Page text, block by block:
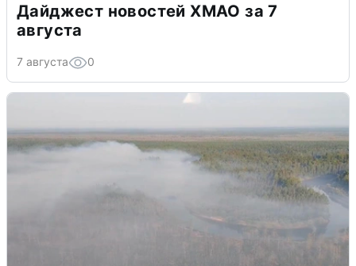
Дайджест новостей ХМАО за 7
августа
7 августа 0